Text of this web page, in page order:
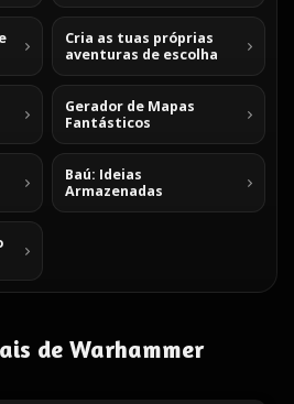
Cria as tuas próprias
aventuras de escolha
Gerador de Mapas
Fantásticos
Baú: Ideias
Armazenadas
de Warhammer